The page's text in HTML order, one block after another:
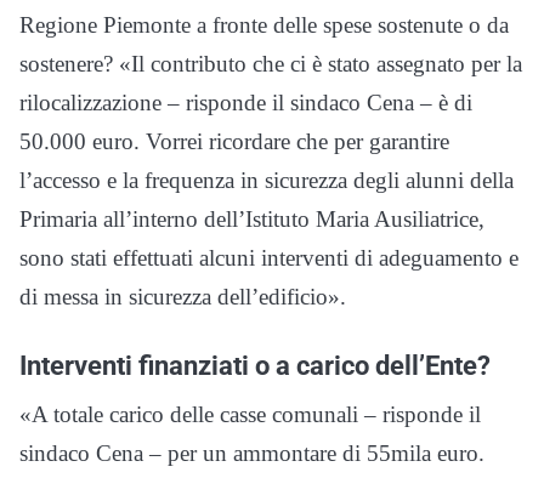
Regione Piemonte a fronte delle spese sostenute o da
sostenere? «Il contributo che ci è stato assegnato per la
rilocalizzazione – risponde il sindaco Cena – è di
50.000 euro. Vorrei ricordare che per garantire
l’accesso e la frequenza in sicurezza degli alunni della
Primaria all’interno dell’Istituto Maria Ausiliatrice,
sono stati effettuati alcuni interventi di adeguamento e
di messa in sicurezza dell’edificio».
Interventi finanziati o a carico dell’Ente?
«A totale carico delle casse comunali – risponde il
sindaco Cena – per un ammontare di 55mila euro.